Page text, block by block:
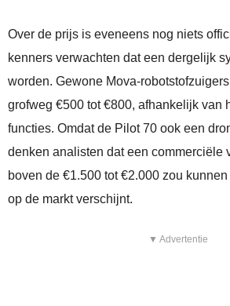
Over de prijs is eveneens nog niets
kenners verwachten dat een dergelijk
worden. Gewone
grofweg €500 tot €800, afhankelijk van
functies. Omdat de Pilot 70 ook een
denken analisten dat een commerciële
boven de €1.500 tot €2.000 zou
op de markt verschijnt.
▼ Advertentie